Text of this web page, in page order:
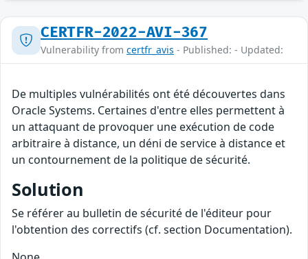
CERTFR-2022-AVI-367
Vulnerability from certfr_avis - Published: - Updated:
De multiples vulnérabilités ont été découvertes dans
Oracle Systems. Certaines d'entre elles permettent à
un attaquant de provoquer une exécution de code
arbitraire à distance, un déni de service à distance et
un contournement de la politique de sécurité.
Solution
Se référer au bulletin de sécurité de l'éditeur pour
l'obtention des correctifs (cf. section Documentation).